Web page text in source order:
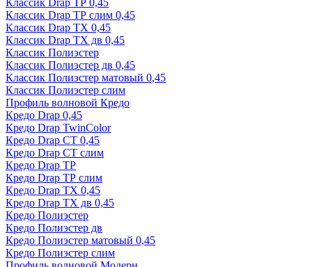
Классик Drap ТР 0,45
Классик Drap ТР слим 0,45
Классик Drap ТХ 0,45
Классик Drap ТХ дв 0,45
Классик Полиэстер
Классик Полиэстер дв 0,45
Классик Полиэстер матовый 0,45
Классик Полиэстер слим
Профиль волновой Кредо
Кредо Drap 0,45
Кредо Drap TwinColor
Кредо Drap СТ 0,45
Кредо Drap СТ слим
Кредо Drap ТР
Кредо Drap ТР слим
Кредо Drap ТХ 0,45
Кредо Drap ТХ дв 0,45
Кредо Полиэстер
Кредо Полиэстер дв
Кредо Полиэстер матовый 0,45
Кредо Полиэстер слим